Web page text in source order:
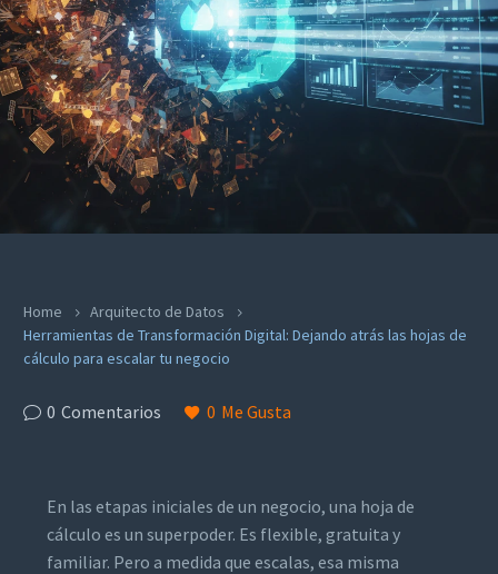
Home
Arquitecto de Datos
Herramientas de Transformación Digital: Dejando atrás las hojas de
cálculo para escalar tu negocio
0 Comentarios 0 Me Gusta
En las etapas iniciales de un negocio, una hoja de
cálculo es un superpoder. Es flexible, gratuita y
familiar. Pero a medida que escalas, esa misma